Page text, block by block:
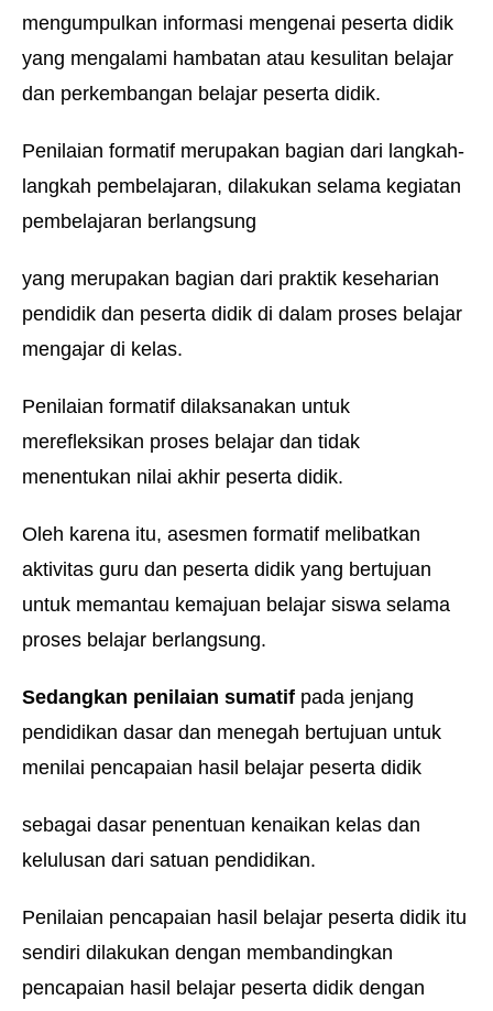
mengumpulkan informasi mengenai peserta didik
yang mengalami hambatan atau kesulitan belajar
dan perkembangan belajar peserta didik.
Penilaian formatif merupakan bagian dari langkah-
langkah pembelajaran, dilakukan selama kegiatan
pembelajaran berlangsung
yang merupakan bagian dari praktik keseharian
pendidik dan peserta didik di dalam proses belajar
mengajar di kelas.
Penilaian formatif dilaksanakan untuk
merefleksikan proses belajar dan tidak
menentukan nilai akhir peserta didik.
Oleh karena itu, asesmen formatif melibatkan
aktivitas guru dan peserta didik yang bertujuan
untuk memantau kemajuan belajar siswa selama
proses belajar berlangsung.
Sedangkan penilaian sumatif pada jenjang
pendidikan dasar dan menegah bertujuan untuk
menilai pencapaian hasil belajar peserta didik
sebagai dasar penentuan kenaikan kelas dan
kelulusan dari satuan pendidikan.
Penilaian pencapaian hasil belajar peserta didik itu
sendiri dilakukan dengan membandingkan
pencapaian hasil belajar peserta didik dengan